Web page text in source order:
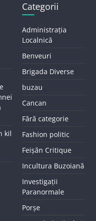
kil
Categorii
Administrația
Localnică
Benveuri
Brigada Diverse
buzau
Cancan
Fără categorie
Fashion politic
Feișăn Critique
Incultura Buzoiană
Investigații
Paranormale
Porșe